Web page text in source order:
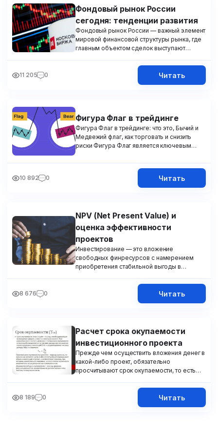
Фондовый рынок России
сегодня: тенденции развития
Фондовый рынок России — важный элемент
мировой финансовой структуры рынка, где
главным объектом сделок выступают
11 205 0 Читать
Фигура Флаг в трейдинге
Фигура Флаг в трейдинге: что это, Бычий и
Медвежий флаг, как торговать и снизить
риски Фигура Флаг является ключевым
10 892 0 Читать
NPV (Net Present Value) и
оценка эффективности
проектов
Инвестирование — это вложение
свободных финресурсов с намерением
приобретения стабильной выгоды в
8 676 0 Читать
Расчет срока окупаемости
инвестиционного проекта
Прежде чем осуществить вложения денег в
какой-либо проект, обязательно
просчитывают срок окупаемости, то есть
8 189
0 Читать